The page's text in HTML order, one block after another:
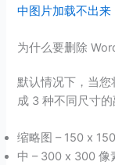
中图片加载不出来
为什么要删除
默认情况下，当
成 3 种不同尺寸的
缩略图 – 150 x
中 – 300 x 300 像